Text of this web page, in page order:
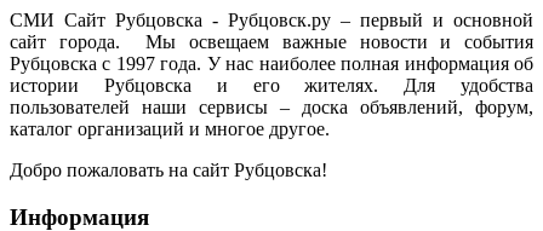
СМИ Сайт Рубцовска - Рубцовск.ру – первый и основной
сайт города. Мы освещаем важные новости и события
Рубцовска с 1997 года. У нас наиболее полная информация об
истории Рубцовска и его жителях. Для удобства
пользователей наши сервисы – доска объявлений, форум,
каталог организаций и многое другое.
Добро пожаловать на сайт Рубцовска!
Информация